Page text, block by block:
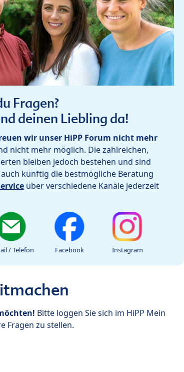
Fragen?
deinen Liebling da!
wir unser HiPP Forum nicht mehr
nicht mehr möglich. Die zahlreichen,
bleiben jedoch bestehen und sind
künftig die bestmögliche Beratung
über verschiedene Kanäle jederzeit
/ Telefon Facebook Instagram
Bitte loggen Sie sich im HiPP Mein
Fragen zu stellen.